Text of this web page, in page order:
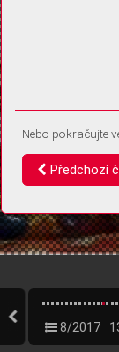
Vaše souhlasy a
vás už příště
8/2017
Nebo pokračujte
Předchozí